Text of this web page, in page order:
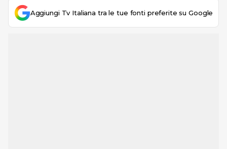
Aggiungi Tv Italiana tra le tue fonti preferite su Google